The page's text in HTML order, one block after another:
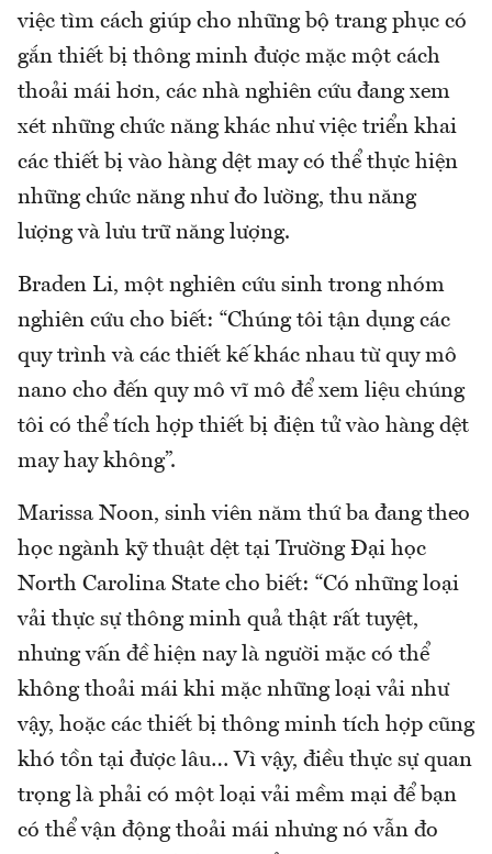
việc tìm cách giúp cho những bộ trang phục có
gắn thiết bị thông minh được mặc một cách
thoải mái hơn, các nhà nghiên cứu đang xem
xét những chức năng khác như việc triển khai
các thiết bị vào hàng dệt may có thể thực hiện
những chức năng như đo lường, thu năng
lượng và lưu trữ năng lượng.
Braden Li, một nghiên cứu sinh trong nhóm
nghiên cứu cho biết: “Chúng tôi tận dụng các
quy trình và các thiết kế khác nhau từ quy mô
nano cho đến quy mô vĩ mô để xem liệu chúng
tôi có thể tích hợp thiết bị điện tử vào hàng dệt
may hay không”.
Marissa Noon, sinh viên năm thứ ba đang theo
học ngành kỹ thuật dệt tại Trường Đại học
North Carolina State cho biết: “Có những loại
vải thực sự thông minh quả thật rất tuyệt,
nhưng vấn đề hiện nay là người mặc có thể
không thoải mái khi mặc những loại vải như
vậy, hoặc các thiết bị thông minh tích hợp cũng
khó tồn tại được lâu… Vì vậy, điều thực sự quan
trọng là phải có một loại vải mềm mại để bạn
có thể vận động thoải mái nhưng nó vẫn đo